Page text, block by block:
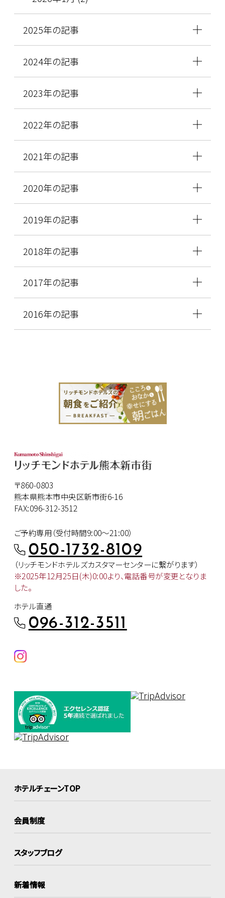
2025年の記事
2024年の記事
2023年の記事
2022年の記事
2021年の記事
2020年の記事
2019年の記事
2018年の記事
2017年の記事
2016年の記事
〒860-0803
熊本県熊本市中央区新市街6-16
FAX:096-312-3512
ご予約専用（受付時間9:00～21:00）
050-1732-8109
（リッチモンドホテルズカスタマーセンターに繋がります）
※2025年12月25日(木)0:00より、電話番号が変更となりま
した。
ホテル直通
096-312-3511
ホテルチェーンTOP
会員制度
スタッフブログ
新着情報